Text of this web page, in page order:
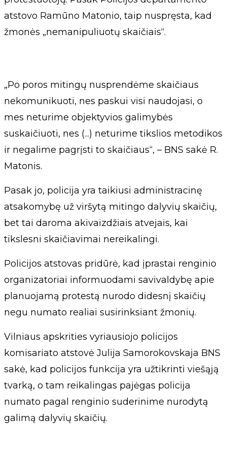
atstovo Ramūno Matonio, taip nuspręsta, kad
žmonės „nemanipuliuotų skaičiais“.
„Po poros mitingų nusprendėme skaičiaus
nekomunikuoti, nes paskui visi naudojasi, o
mes neturime objektyvios galimybės
suskaičiuoti, nes (...) neturime tikslios metodikos
ir negalime pagrįsti to skaičiaus“, – BNS sakė R.
Matonis.
Pasak jo, policija yra taikiusi administracinę
atsakomybę už viršytą mitingo dalyvių skaičių,
bet tai daroma akivaizdžiais atvejais, kai
tikslesni skaičiavimai nereikalingi.
Policijos atstovas pridūrė, kad įprastai renginio
organizatoriai informuodami savivaldybę apie
planuojamą protestą nurodo didesnį skaičių
negu numato realiai susirinksiant žmonių.
Vilniaus apskrities vyriausiojo policijos
komisariato atstovė Julija Samorokovskaja BNS
sakė, kad policijos funkcija yra užtikrinti viešąją
tvarką, o tam reikalingas pajėgas policija
numato pagal renginio suderinime nurodytą
galimą dalyvių skaičių.